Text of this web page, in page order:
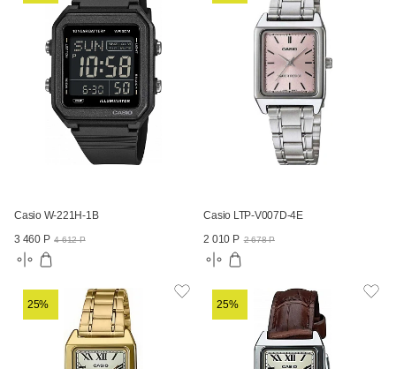
Casio W-221H-1B
3 460 Р 4 612 Р
Casio LTP-V007D-4E
2 010 Р 2 678 Р
25% 25%